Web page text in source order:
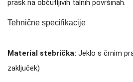
prask na občutljivih talnih površinah.
Tehnične specifikacije
Material stebrička: Jeklo s črnim
zaključek)